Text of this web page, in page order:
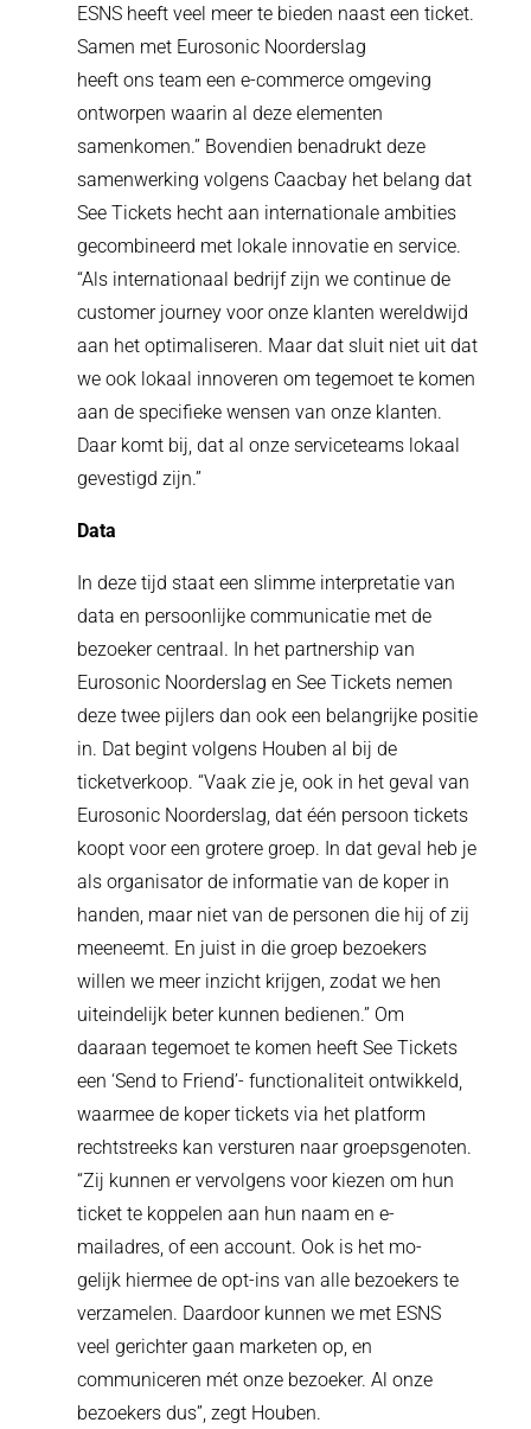
ESNS heeft veel meer te bieden naast een ticket.
Samen met Eurosonic Noorderslag
heeft ons team een e-commerce omgeving
ontworpen waarin al deze elementen
samenkomen.” Bovendien benadrukt deze
samenwerking volgens Caacbay het belang dat
See Tickets hecht aan internationale ambities
gecombineerd met lokale innovatie en service.
“Als internationaal bedrijf zijn we continue de
customer journey voor onze klanten wereldwijd
aan het optimaliseren. Maar dat sluit niet uit dat
we ook lokaal innoveren om tegemoet te komen
aan de specifieke wensen van onze klanten.
Daar komt bij, dat al onze serviceteams lokaal
gevestigd zijn.”
Data
In deze tijd staat een slimme interpretatie van
data en persoonlijke communicatie met de
bezoeker centraal. In het partnership van
Eurosonic Noorderslag en See Tickets nemen
deze twee pijlers dan ook een belangrijke positie
in. Dat begint volgens Houben al bij de
ticketverkoop. “Vaak zie je, ook in het geval van
Eurosonic Noorderslag, dat één persoon tickets
koopt voor een grotere groep. In dat geval heb je
als organisator de informatie van de koper in
handen, maar niet van de personen die hij of zij
meeneemt. En juist in die groep bezoekers
willen we meer inzicht krijgen, zodat we hen
uiteindelijk beter kunnen bedienen.” Om
daaraan tegemoet te komen heeft See Tickets
een ‘Send to Friend’- functionaliteit ontwikkeld,
waarmee de koper tickets via het platform
rechtstreeks kan versturen naar groepsgenoten.
“Zij kunnen er vervolgens voor kiezen om hun
ticket te koppelen aan hun naam en e-
mailadres, of een account. Ook is het mo-
gelijk hiermee de opt-ins van alle bezoekers te
verzamelen. Daardoor kunnen we met ESNS
veel gerichter gaan marketen op, en
communiceren mét onze bezoeker. Al onze
bezoekers dus”, zegt Houben.